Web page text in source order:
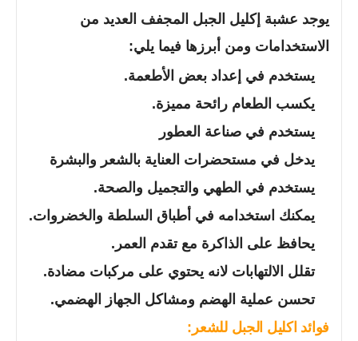
يوجد عشبة إكليل الجبل المجفف العديد من
الاستخدامات ومن أبرزها فيما يلي:
يستخدم في إعداد بعض الأطعمة.
يكسب الطعام رائحة مميزة.
يستخدم في صناعة العطور
يدخل في مستحضرات العناية بالشعر والبشرة
يستخدم في الطهي والتجميل والصحة.
يمكنك استخدامه في أطباق السلطة والخضروات.
يحافظ على الذاكرة مع تقدم العمر.
تقلل الالتهابات لانه يحتوي على مركبات مضادة.
تحسن عملية الهضم ومشاكل الجهاز الهضمي.
فوائد اكليل الجبل للشعر: